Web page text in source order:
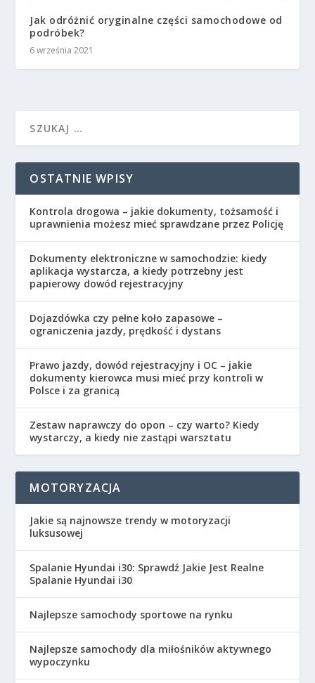
Jak odróżnić oryginalne części samochodowe od
podróbek?
6 września 2021
OSTATNIE WPISY
Kontrola drogowa – jakie dokumenty, tożsamość i
uprawnienia możesz mieć sprawdzane przez Policję
Dokumenty elektroniczne w samochodzie: kiedy
aplikacja wystarcza, a kiedy potrzebny jest
papierowy dowód rejestracyjny
Dojazdówka czy pełne koło zapasowe –
ograniczenia jazdy, prędkość i dystans
Prawo jazdy, dowód rejestracyjny i OC – jakie
dokumenty kierowca musi mieć przy kontroli w
Polsce i za granicą
Zestaw naprawczy do opon – czy warto? Kiedy
wystarczy, a kiedy nie zastąpi warsztatu
MOTORYZACJA
Jakie są najnowsze trendy w motoryzacji
luksusowej
Spalanie Hyundai i30: Sprawdź Jakie Jest Realne
Spalanie Hyundai i30
Najlepsze samochody sportowe na rynku
Najlepsze samochody dla miłośników aktywnego
wypoczynku